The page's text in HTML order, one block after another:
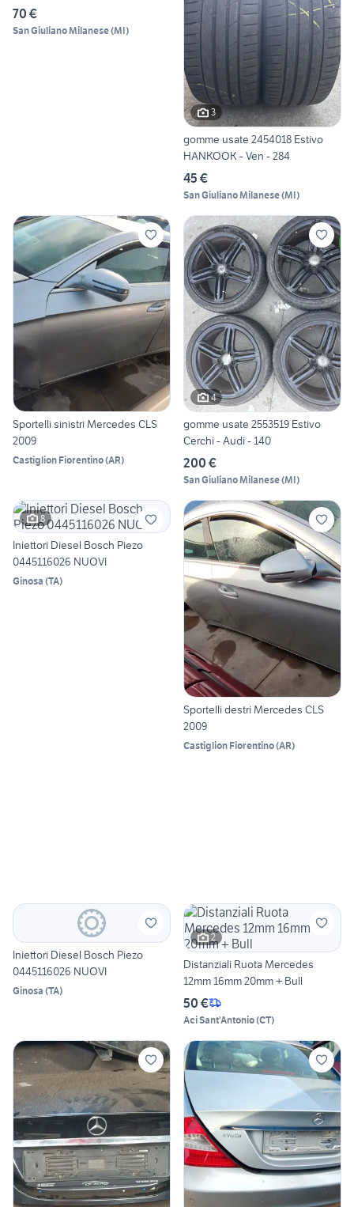
70 €
San Giuliano Milanese(MI)
3
gomme usate 2454018 Estivo
HANKOOK - Ven - 284
45 €
San Giuliano Milanese(MI)
Sportelli sinistri Mercedes CLS
2009
Castiglion Fiorentino(AR)
4
gomme usate 2553519 Estivo
Cerchi - Audi - 140
200 €
San Giuliano Milanese(MI)
8
Iniettori Diesel Bosch Piezo
0445116026 NUOVI
Ginosa (TA)
Sportelli destri Mercedes CLS
2009
Castiglion Fiorentino(AR)
Iniettori Diesel Bosch Piezo
0445116026 NUOVI
Ginosa (TA)
2
Distanziali Ruota Mercedes
12mm 16mm 20mm + Bull
50 €
Aci Sant'Antonio(CT)